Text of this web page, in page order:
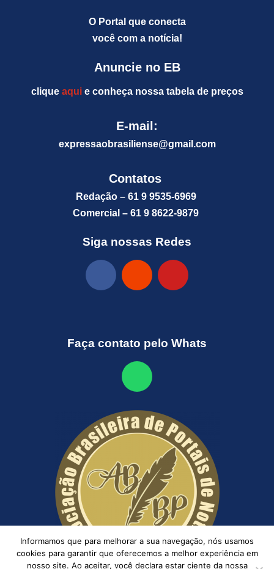
O Portal que conecta
você com a notícia!
Anuncie no EB
clique aquie conheça nossa tabela de preços
E-mail:
expressaobrasiliense@gmail.com
Contatos
Redação – 61 9 9535-6969
Comercial – 61 9 8622-9879
Siga nossas Redes
Faça contato pelo Whats
Informamos que para melhorar a sua navegação, nós usamos
cookies para garantir que oferecemos a melhor experiência em
nosso site. Ao aceitar, você declara estar ciente da nossa